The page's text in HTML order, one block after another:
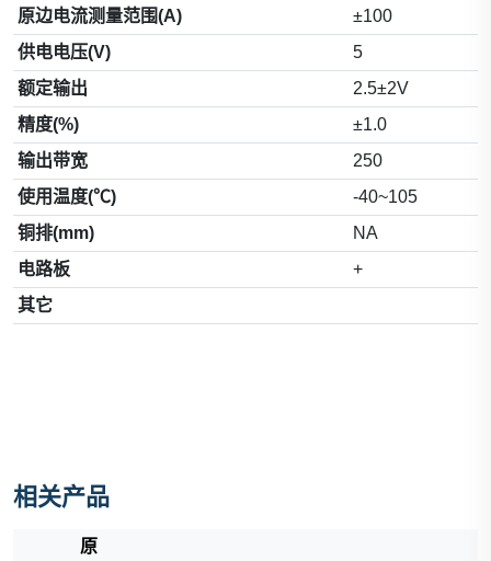
原边电流测量范围(A)
±100
供电电压(V)
5
额定输出
2.5±2V
精度(%)
±1.0
输出带宽
250
使用温度(℃)
-40~105
铜排(mm)
NA
电路板
+
其它
相关产品
原